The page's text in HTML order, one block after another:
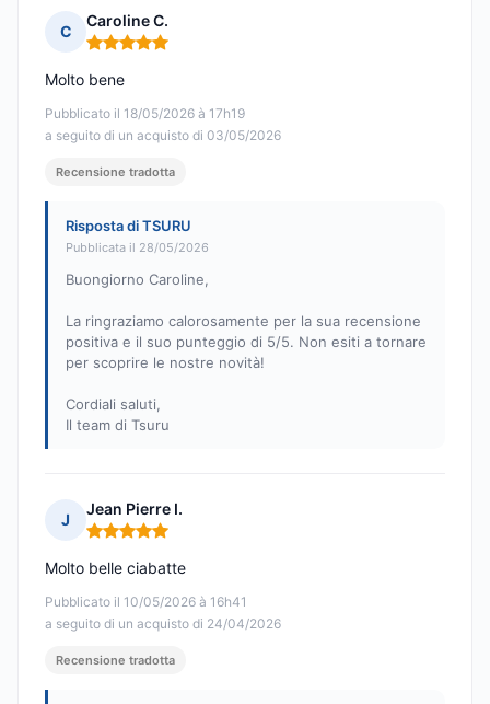
C
Caroline C.
Nota: 5 su 5
Pubblicato il 18/05/2026 à 17h19
a seguito di un acquisto di 03/05/2026
Molto bene
Recensione tradotta
Risposta di TSURU
Pubblicata il 28/05/2026
Buongiorno Caroline,
La ringraziamo calorosamente per la sua recensione
positiva e il suo punteggio di 5/5. Non esiti a tornare
per scoprire le nostre novità!
Cordiali saluti,
Il team di Tsuru
J
Jean Pierre I.
Nota: 5 su 5
Pubblicato il 10/05/2026 à 16h41
a seguito di un acquisto di 24/04/2026
Molto belle ciabatte
Recensione tradotta